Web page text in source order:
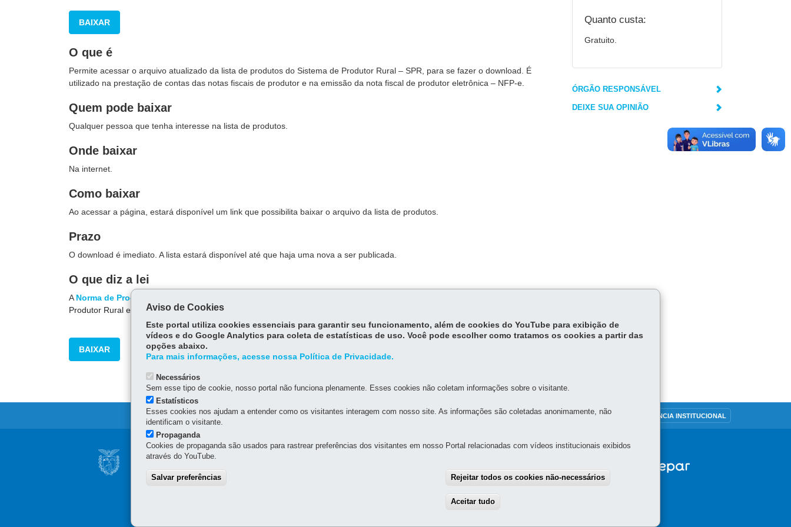
BAIXAR
O que é
Permite acessar o arquivo atualizado da lista de produtos do Sistema de Produtor Rural – SPR, para se fazer o download. É
utilizado na prestação de contas das notas fiscais de produtor e na emissão da nota fiscal de produtor eletrônica – NFP-e.
Quem pode baixar
Qualquer pessoa que tenha interesse na lista de produtos.
Onde baixar
Na internet.
Como baixar
Ao acessar a página, estará disponível um link que possibilita baixar o arquivo da lista de produtos.
Prazo
O download é imediato. A lista estará disponível até que haja uma nova a ser publicada.
O que diz a lei
A Norma de Procedimento Fiscal  NPF - nº 031/2015
Produtor Rural e revoga a NPF nº 036/2010
BAIXAR
Quanto custa:
Gratuito.
ÓRGÃO RESPONSÁVEL
DEIXE SUA OPINIÃO
MAPA DO SITE DENUNCIE CORRUPÇÃO OUVIDORIA TRANSPARÊNCIA INSTITUCIONAL
Navegação
principal
SECRETARIA DA FAZENDA
Sede administrativa (não há atendimento ao público)
Av. Vicente Machado, 445 - Centro
Aviso de Cookies
Este portal utiliza cookies essenciais para garantir seu funcionamento, além de cookies do YouTube para exibição de
vídeos e do Google Analytics para coleta de estatísticas de uso. Você pode escolher como tratamos os cookies a partir das
opções abaixo.
Para mais informações, acesse nossa Política de Privacidade.
Necessários
Sem esse tipo de cookie, nosso portal não funciona plenamente. Esses cookies não coletam informações sobre o visitante.
Estatísticos
Esses cookies nos ajudam a entender como os visitantes interagem com nosso site. As informações são coletadas anonimamente, não
identificam o visitante.
Propaganda
Cookies de propaganda são usados para rastrear preferências dos visitantes em nosso Portal relacionadas com vídeos institucionais exibidos
através do YouTube.
Salvar preferências Rejeitar todos os cookies não-necessários
Aceitar tudo